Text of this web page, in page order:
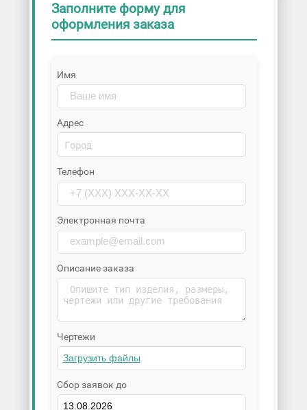
Заполните форму для
оформления заказа
Имя
Адрес
Телефон
Электронная почта
Описание заказа
Чертежи
Сбор заявок до